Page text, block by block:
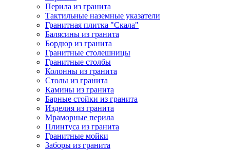
Перила из гранита
Тактильные наземные указатели
Гранитная плитка "Скала"
Балясины из гранита
Бордюр из гранита
Гранитные столешницы
Гранитные столбы
Колонны из гранита
Столы из гранита
Камины из гранита
Барные стойки из гранита
Изделия из гранита
Мраморные перила
Плинтуса из гранита
Гранитные мойки
Заборы из гранита